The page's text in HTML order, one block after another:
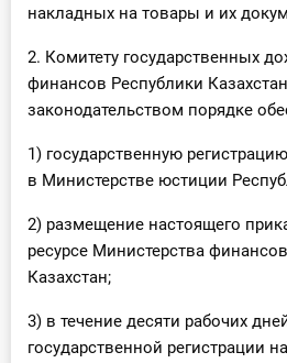
Кадры. Труд. Зарплата.
Учет по отраслям
Юридический помощник
Интернет-магазин
О Системе
Обучение
Тарифы
накладных на товары и их
2. Комитету государственных
финансов Республики
законодательством порядке
1) государственную
в Министерстве юстиции
2) размещение настоящего
ресурсе Министерства
Казахстан;
3) в течение десяти рабочих
государственной регистрации